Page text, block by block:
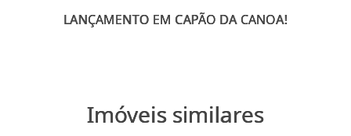
LANÇAMENTO EM CAPÃO DA CANOA!
Imóveis similares